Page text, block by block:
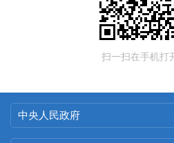
扫一扫在手机打
中央人民政府